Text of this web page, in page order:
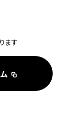
ます